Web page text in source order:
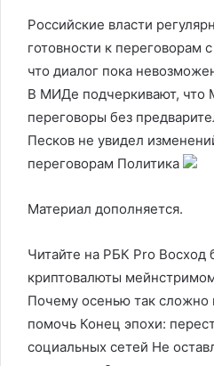
Российские власти
готовности к переговорам
что диалог пока
В МИДе подчеркивают, что
переговоры без
Песков не увидел
переговорам Политика
Материал дополняется.
Читайте на РБК Pro Восход
криптовалюты
Почему осенью так сложно
помочь Конец эпохи:
социальных сетей Не